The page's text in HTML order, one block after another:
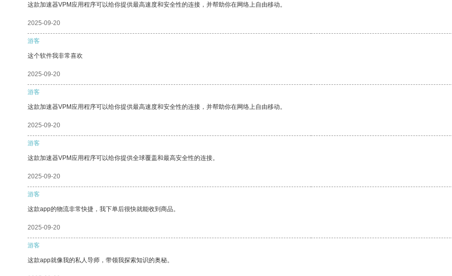
这款加速器VPM应用程序可以给你提供最高速度和安全性的连接，并帮助你在网络上自由移动。
2025-09-20
游客
这个软件我非常喜欢
2025-09-20
游客
这款加速器VPM应用程序可以给你提供最高速度和安全性的连接，并帮助你在网络上自由移动。
2025-09-20
游客
这款加速器VPM应用程序可以给你提供全球覆盖和最高安全性的连接。
2025-09-20
游客
这款app的物流非常快捷，我下单后很快就能收到商品。
2025-09-20
游客
这款app就像我的私人导师，带领我探索知识的奥秘。